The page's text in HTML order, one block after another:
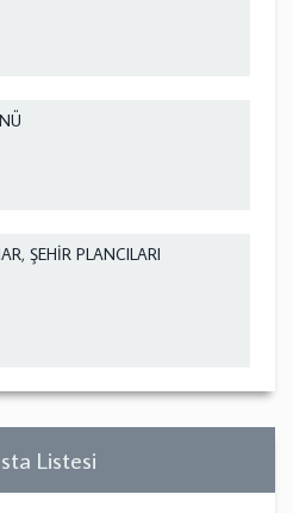
ŞEHİR PLANCILARI
Listesi